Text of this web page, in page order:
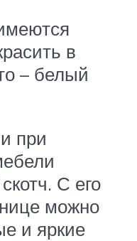
в
– белый
при
С его
можно
и яркие